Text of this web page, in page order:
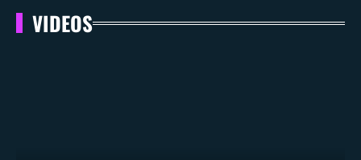
VIDEOS